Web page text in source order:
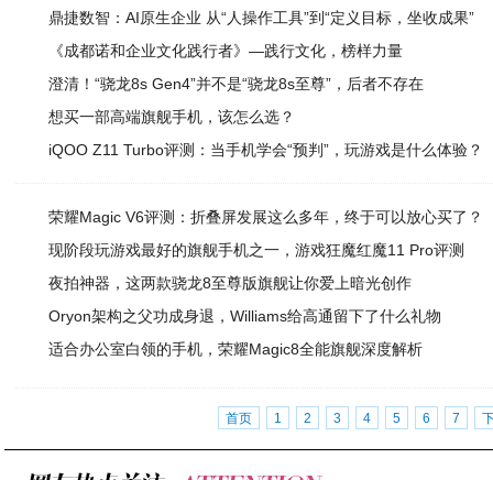
鼎捷数智：AI原生企业 从“人操作工具”到“定义目标，坐收成果”
《成都诺和企业文化践行者》—践行文化，榜样力量
澄清！“骁龙8s Gen4”并不是“骁龙8s至尊”，后者不存在
想买一部高端旗舰手机，该怎么选？
iQOO Z11 Turbo评测：当手机学会“预判”，玩游戏是什么体验？
荣耀Magic V6评测：折叠屏发展这么多年，终于可以放心买了？
现阶段玩游戏最好的旗舰手机之一，游戏狂魔红魔11 Pro评测
夜拍神器，这两款骁龙8至尊版旗舰让你爱上暗光创作
Oryon架构之父功成身退，Williams给高通留下了什么礼物
适合办公室白领的手机，荣耀Magic8全能旗舰深度解析
首页 1 2 3 4 5 6 7